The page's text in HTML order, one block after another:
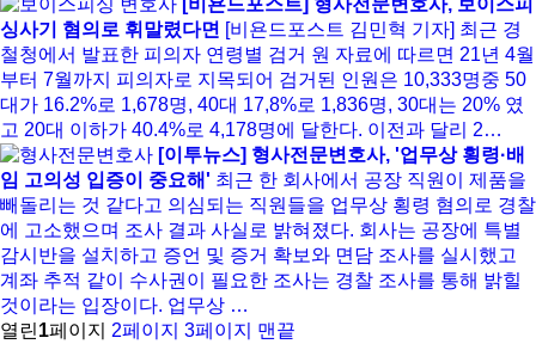
[비욘드포스트] 형사전문변호사, 보이스피
싱사기 혐의로 휘말렸다면 [비욘드포스트 김민혁 기자] 최근 경
철청에서 발표한 피의자 연령별 검거 원 자료에 따르면 21년 4월
부터 7월까지 피의자로 지목되어 검거된 인원은 10,333명중 50
대가 16.2%로 1,678명, 40대 17,8%로 1,836명, 30대는 20% 였
고 20대 이하가 40.4%로 4,178명에 달한다. 이전과 달리 2…
[이투뉴스] 형사전문변호사, '업무상 횡령·배
임 고의성 입증이 중요해' 최근 한 회사에서 공장 직원이 제품을
빼돌리는 것 같다고 의심되는 직원들을 업무상 횡령 혐의로 경찰
에 고소했으며 조사 결과 사실로 밝혀졌다. 회사는 공장에 특별
감시반을 설치하고 증언 및 증거 확보와 면담 조사를 실시했고
계좌 추적 같이 수사권이 필요한 조사는 경찰 조사를 통해 밝힐
것이라는 입장이다. 업무상 …
열린1페이지 2페이지 3페이지
맨끝